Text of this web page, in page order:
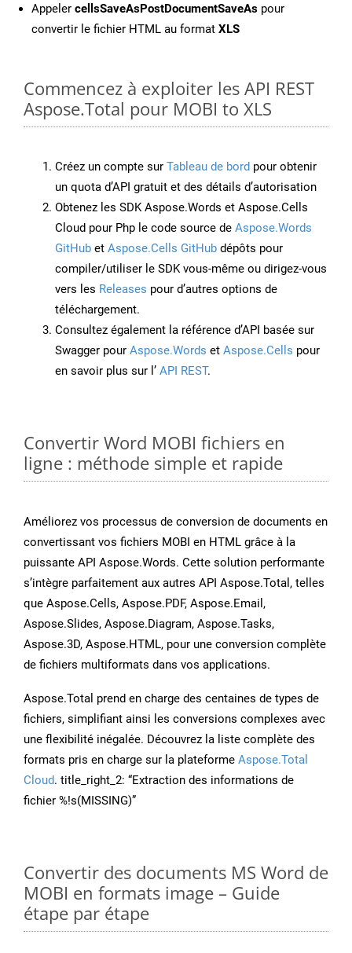
Appeler cellsSaveAsPostDocumentSaveAs pour
convertir le fichier HTML au format XLS
Commencez à exploiter les API REST
Aspose.Total pour MOBI to XLS
Créez un compte sur Tableau de bord pour obtenir
un quota d’API gratuit et des détails d’autorisation
Obtenez les SDK Aspose.Words et Aspose.Cells
Cloud pour Php le code source de Aspose.Words
GitHub et Aspose.Cells GitHub dépôts pour
compiler/utiliser le SDK vous-même ou dirigez-vous
vers les Releases pour d’autres options de
téléchargement.
Consultez également la référence d’API basée sur
Swagger pour Aspose.Words et Aspose.Cells pour
en savoir plus sur l’ API REST.
Convertir Word MOBI fichiers en
ligne : méthode simple et rapide
Améliorez vos processus de conversion de documents en
convertissant vos fichiers MOBI en HTML grâce à la
puissante API Aspose.Words. Cette solution performante
s’intègre parfaitement aux autres API Aspose.Total, telles
que Aspose.Cells, Aspose.PDF, Aspose.Email,
Aspose.Slides, Aspose.Diagram, Aspose.Tasks,
Aspose.3D, Aspose.HTML, pour une conversion complète
de fichiers multiformats dans vos applications.
Aspose.Total prend en charge des centaines de types de
fichiers, simplifiant ainsi les conversions complexes avec
une flexibilité inégalée. Découvrez la liste complète des
formats pris en charge sur la plateforme Aspose.Total
Cloud. title_right_2: “Extraction des informations de
fichier %!s(MISSING)”
Convertir des documents MS Word de
MOBI en formats image – Guide
étape par étape